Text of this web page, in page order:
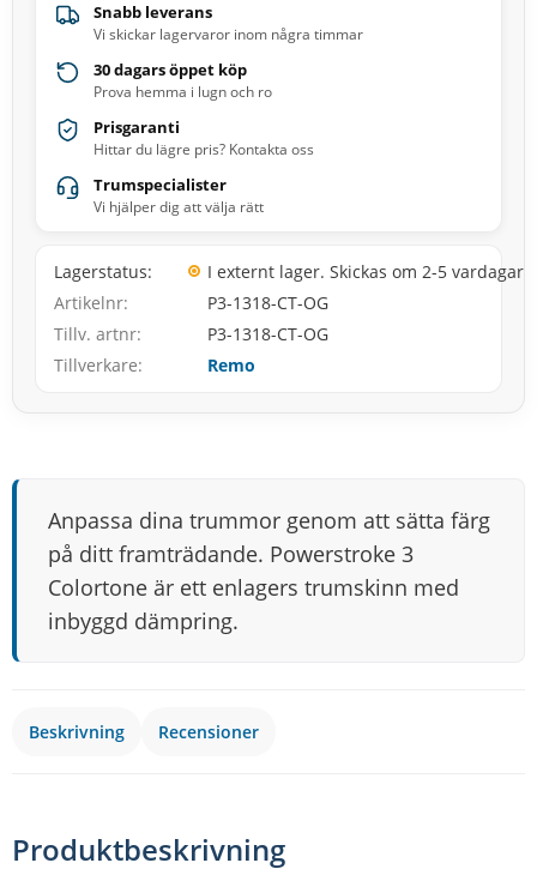
Snabb leverans
Vi skickar lagervaror inom några timmar
30 dagars öppet köp
Prova hemma i lugn och ro
Prisgaranti
Hittar du lägre pris? Kontakta oss
Trumspecialister
Vi hjälper dig att välja rätt
Lagerstatus
I externt lager. Skickas om 2-5 vardagar
Artikelnr
P3-1318-CT-OG
Tillv. artnr
P3-1318-CT-OG
Tillverkare
Remo
Anpassa dina trummor genom att sätta färg
på ditt framträdande. Powerstroke 3
Colortone är ett enlagers trumskinn med
inbyggd dämpring.
Beskrivning Recensioner
Produktbeskrivning